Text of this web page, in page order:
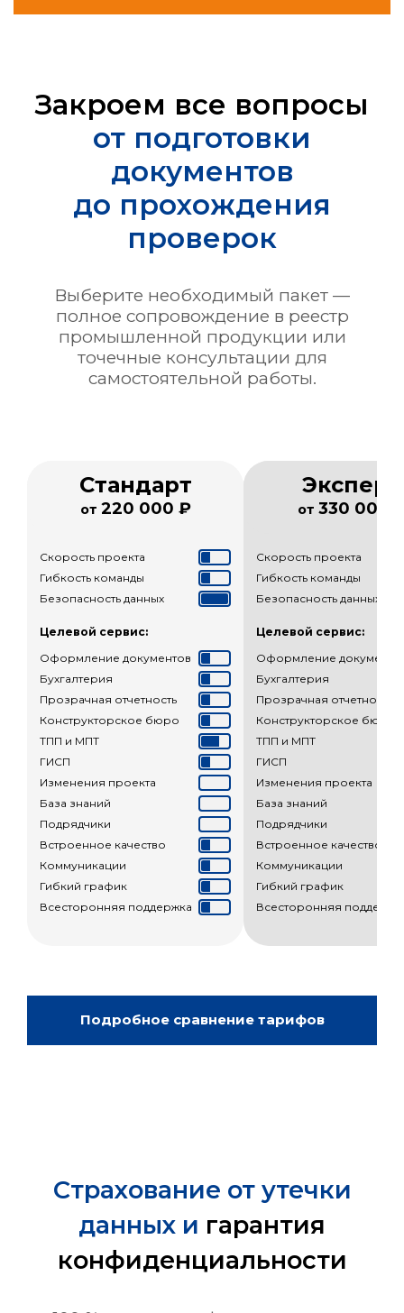
Закроем все вопросы
от подготовки
документов
до прохождения
проверок
Выберите необходимый пакет —
полное сопровождение в реестр
промышленной продукции или
точечные консультации для
самостоятельной работы.
Стандарт
от 220 000 ₽
Скорость проекта
Гибкость команды
Безопасность данных
Целевой сервис:
Оформление документов
Бухгалтерия
Прозрачная отчетность
Конструкторское бюро
ТПП и МПТ
ГИСП
Изменения проекта
База знаний
Подрядчики
Встроенное качество
Коммуникации
Гибкий график
Всесторонняя поддержка
Эксперт
от 330 000
Скорость проекта
Гибкость команды
Безопасность данных
Целевой сервис:
Оформление
Бухгалтерия
Прозрачная отчетность
Конструкторское бюро
ТПП и МПТ
ГИСП
Изменения проекта
База знаний
Подрядчики
Встроенное качество
Коммуникации
Гибкий график
Всесторонняя
Подробное сравнение тарифов
Страхование от утечки
данных и гарантия
конфиденциальности